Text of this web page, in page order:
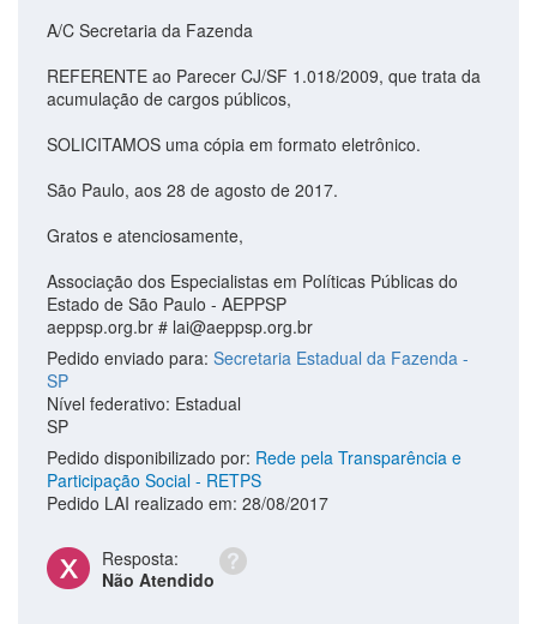
A/C Secretaria da Fazenda
REFERENTE ao Parecer CJ/SF 1.018/2009, que trata da
acumulação de cargos públicos,
SOLICITAMOS uma cópia em formato eletrônico.
São Paulo, aos 28 de agosto de 2017.
Gratos e atenciosamente,
Associação dos Especialistas em Políticas Públicas do
Estado de São Paulo - AEPPSP
aeppsp.org.br # lai@aeppsp.org.br
Pedido enviado para: Secretaria Estadual da Fazenda -
SP
Nível federativo: Estadual
SP
Pedido disponibilizado por: Rede pela Transparência e
Participação Social - RETPS
Pedido LAI realizado em: 28/08/2017
Resposta:
Não Atendido